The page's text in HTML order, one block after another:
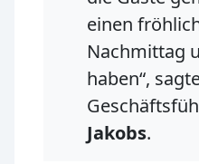
einen
Nachmittag
haben“,
Jakobs.